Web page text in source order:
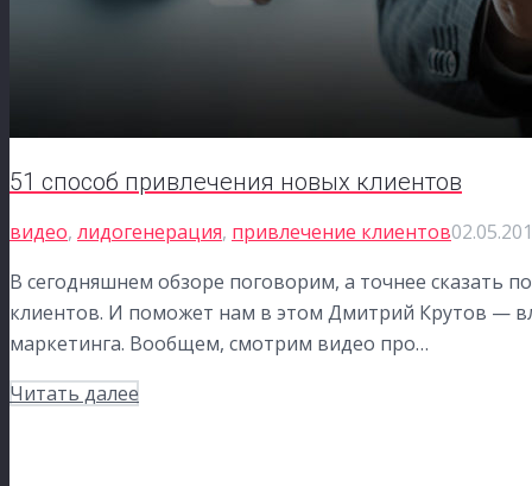
51 способ привлечения новых клиентов
видео, лидогенерация, привлечение клиентов
В сегодняшнем обзоре поговорим, а точнее сказать
клиентов. И поможет нам в этом Дмитрий Крутов —
маркетинга. Вообщем, смотрим видео про…
Читать далее